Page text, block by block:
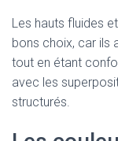
Les hauts fluides
bons choix, car ils
tout en étant
avec les
structurés.